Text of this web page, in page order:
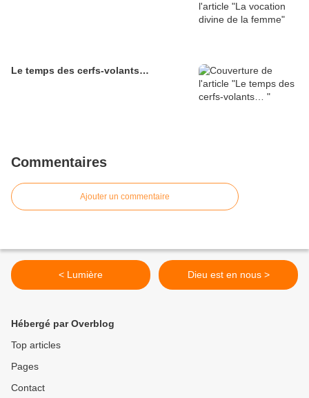
Le temps des cerfs-volants…
Commentaires
Ajouter un commentaire
< Lumière Dieu est en nous >
Hébergé par Overblog
Top articles
Pages
Contact